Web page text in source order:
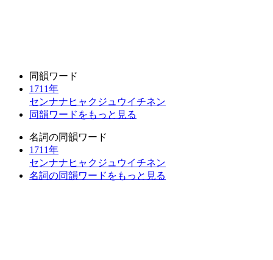
同韻ワード
1711年
センナナヒャクジュウイチネン
同韻ワードをもっと見る
名詞の同韻ワード
1711年
センナナヒャクジュウイチネン
名詞の同韻ワードをもっと見る